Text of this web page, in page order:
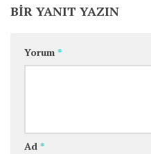
BIR YANIT YAZIN
Yorum *
Ad *